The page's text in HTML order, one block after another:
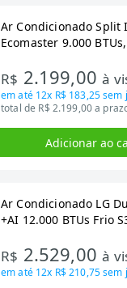
Ar Condicionado Split
Ecomaster 9.000
R$ 2.199,00à
em até 12x R$ 183,25sem
total de R$ 2.199,00 a
Adicionar ao
Ar Condicionado LG
+AI 12.000 BTUs Frio
R$ 2.529,00à
em até 12x R$ 210,75sem